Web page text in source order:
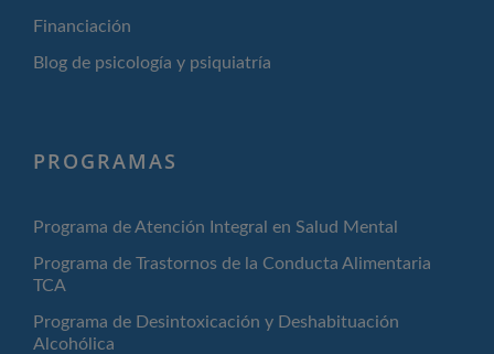
Financiación
Blog de psicología y psiquiatría
PROGRAMAS
Programa de Atención Integral en Salud Mental
Programa de Trastornos de la Conducta Alimentaria
TCA
Programa de Desintoxicación y Deshabituación
Alcohólica